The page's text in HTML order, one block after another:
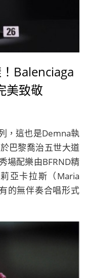
Balenciaga
美致敬
，這也是Demna執
巴黎喬治五世大道
場配樂由BFRND精
亞卡拉斯（Maria
的無伴奏合唱形式
師，借助兩個AI應
的音量，將分離出
。